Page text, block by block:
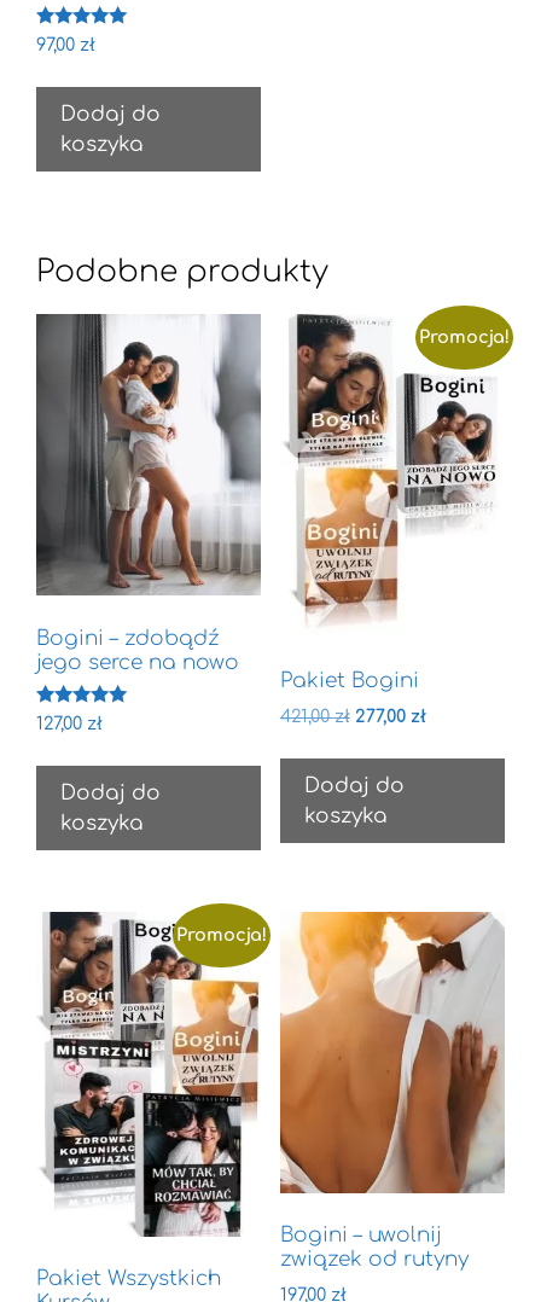
Oceniono
5.00
97,00 zł
Dodaj do
koszyka
Podobne produkty
Bogini – zdobądź
jego serce na nowo
Oceniono
5.00
127,00 zł
Dodaj do
koszyka
Promocja!
Pakiet Bogini
421,00zł 277,00 zł
Dodaj do
koszyka
Promocja!
Pakiet Wszystkich
Bogini – uwolnij
związek od rutyny
197,00 zł